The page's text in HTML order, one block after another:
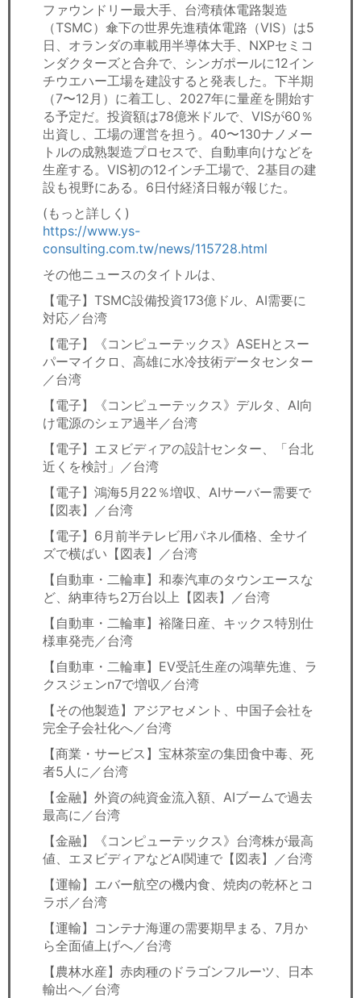
ファウンドリー最大手、台湾積体電路製造
（TSMC）傘下の世界先進積体電路（VIS）は5
日、オランダの車載用半導体大手、NXPセミコ
ンダクターズと合弁で、シンガポールに12イン
チウエハー工場を建設すると発表した。下半期
（7〜12月）に着工し、2027年に量産を開始す
る予定だ。投資額は78億米ドルで、VISが60％
出資し、工場の運営を担う。40〜130ナノメー
トルの成熟製造プロセスで、自動車向けなどを
生産する。VIS初の12インチ工場で、2基目の建
設も視野にある。6日付経済日報が報じた。
(もっと詳しく)
https://www.ys-
consulting.com.tw/news/115728.html
その他ニュースのタイトルは、
【電子】TSMC設備投資173億ドル、AI需要に
対応／台湾
【電子】《コンピューテックス》ASEHとスー
パーマイクロ、高雄に水冷技術データセンター
／台湾
【電子】《コンピューテックス》デルタ、AI向
け電源のシェア過半／台湾
【電子】エヌビディアの設計センター、「台北
近くを検討」／台湾
【電子】鴻海5月22％増収、AIサーバー需要で
【図表】／台湾
【電子】6月前半テレビ用パネル価格、全サイ
ズで横ばい【図表】／台湾
【自動車・二輪車】和泰汽車のタウンエースな
ど、納車待ち2万台以上【図表】／台湾
【自動車・二輪車】裕隆日産、キックス特別仕
様車発売／台湾
【自動車・二輪車】EV受託生産の鴻華先進、ラ
クスジェンn7で増収／台湾
【その他製造】アジアセメント、中国子会社を
完全子会社化へ／台湾
【商業・サービス】宝林茶室の集団食中毒、死
者5人に／台湾
【金融】外資の純資金流入額、AIブームで過去
最高に／台湾
【金融】《コンピューテックス》台湾株が最高
値、エヌビディアなどAI関連で【図表】／台湾
【運輸】エバー航空の機内食、焼肉の乾杯とコ
ラボ／台湾
【運輸】コンテナ海運の需要期早まる、7月か
ら全面値上げへ／台湾
【農林水産】赤肉種のドラゴンフルーツ、日本
輸出へ／台湾